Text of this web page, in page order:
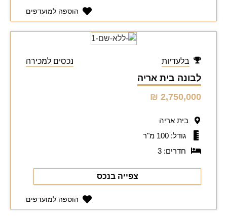
הוספה למועדפים
בלעדיות נכסים למכירה
לבונה בית אריה
2,750,000 ₪
בית אריה
גודל: 100 מ"ר
חדרים: 3
צפייה בנכס
הוספה למועדפים